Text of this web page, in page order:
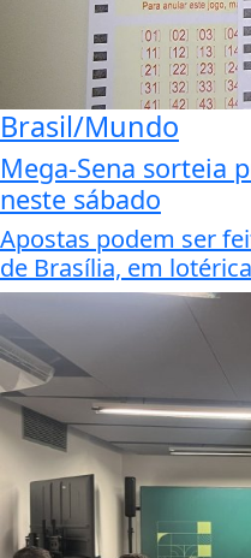
Brasil/Mundo
Mega-Sena sorteia
neste sábado
Apostas podem ser
de Brasília, em